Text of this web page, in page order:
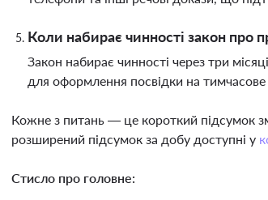
Коли набирає чинності закон про
Закон набирає чинності через три
для оформлення посвідки на
Кожне з питань — це короткий підсумок
розширений підсумок за добу доступні у
Стисло про головне: